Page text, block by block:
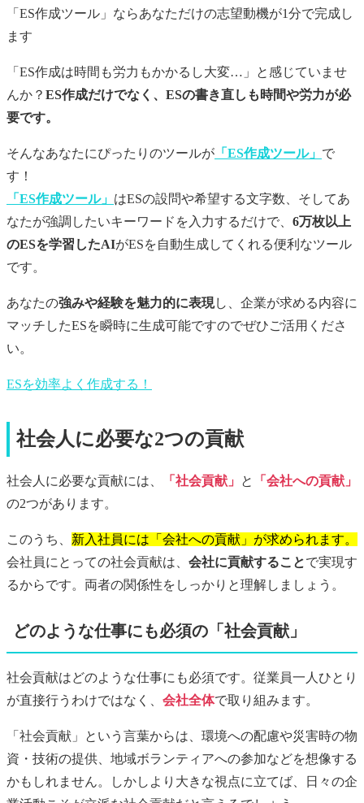
「ES作成ツール」ならあなただけの志望動機が1分で完成し
ます
「ES作成は時間も労力もかかるし大変…」と感じていませ
んか？ ES作成だけでなく、ESの書き直しも時間や労力が必
要です。
そんなあなたにぴったりのツールが 「ES作成ツール」 で
す！
「ES作成ツール」 はESの設問や希望する文字数、そしてあ
なたが強調したいキーワードを入力するだけで、 6万枚以上
のESを学習したAIがESを自動生成してくれる便利なツール
です。
あなたの強みや経験を魅力的に表現し、企業が求める内容に
マッチしたESを瞬時に生成可能ですのでぜひご活用くださ
い。
ESを効率よく作成する！
社会人に必要な2つの貢献
社会人に必要な貢献には、 「社会貢献」 と
「会社への貢献」
の2つがあります。
このうち、 新入社員には「会社への貢献」が求められます。
会社員にとっての社会貢献は、 会社に貢献することで実現す
るからです。両者の関係性をしっかりと理解しましょう。
どのような仕事にも必須の「社会貢献」
社会貢献はどのような仕事にも必須です。従業員一人ひとり
が直接行うわけではなく、 会社全体で取り組みます。
「社会貢献」という言葉からは、環境への配慮や災害時の物
資・技術の提供、地域ボランティアへの参加などを想像する
かもしれません。しかしより大きな視点に立てば、日々の企